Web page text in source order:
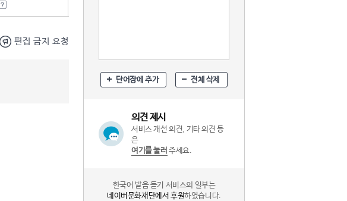
편집 금지 요청
단어장에 추가 전체 삭제
의견 제시
서비스 개선 의견, 기타 의견 등
은
여기를 눌러 주세요.
한국어 발음 듣기 서비스의 일부는
네이버문화재단에서 후원하였습니다.